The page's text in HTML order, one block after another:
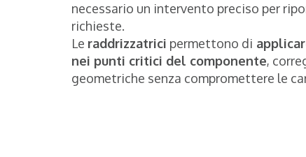
necessario un intervento preciso per
richieste.
Le raddrizzatrici permettono di
nei punti critici del componente,
geometriche senza compromettere le